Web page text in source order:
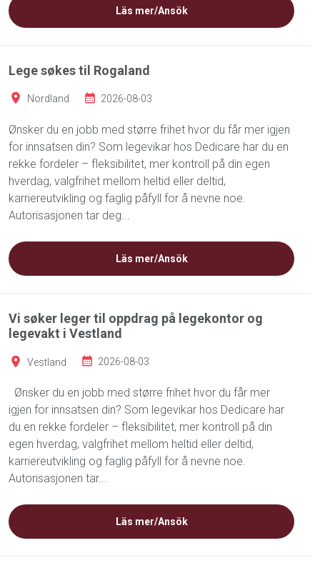
Läs mer/Ansök
Lege søkes til Rogaland
Nordland 2026-08-03
Ønsker du en jobb med større frihet hvor du får mer igjen
for innsatsen din? Som legevikar hos Dedicare har du en
rekke fordeler – fleksibilitet, mer kontroll på din egen
hverdag, valgfrihet mellom heltid eller deltid,
karriereutvikling og faglig påfyll for å nevne noe.
Autorisasjonen tar deg...
Läs mer/Ansök
Vi søker leger til oppdrag på legekontor og
legevakt i Vestland
Vestland 2026-08-03
Ønsker du en jobb med større frihet hvor du får mer
igjen for innsatsen din? Som legevikar hos Dedicare har
du en rekke fordeler – fleksibilitet, mer kontroll på din
egen hverdag, valgfrihet mellom heltid eller deltid,
karriereutvikling og faglig påfyll for å nevne noe.
Autorisasjonen tar...
Läs mer/Ansök